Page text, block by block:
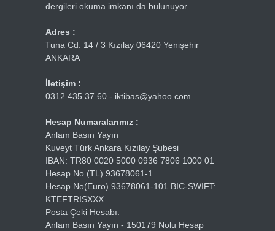
dergileri okuma imkanı da bulunuyor.
Adres :
Tuna Cd. 14 / 3 Kızılay 06420 Yenişehir
ANKARA
İletişim :
0312 435 37 60 - iktibas@yahoo.com
Hesap Numaralarımız :
Anlam Basın Yayın
Kuveyt Türk Ankara Kızılay Şubesi
IBAN: TR80 0020 5000 0936 7806 1000 01
Hesap No (TL) 93678061-1
Hesap No(Euro) 93678061-101 BIC-SWIFT:
KTEFTRISXXX
Posta Çeki Hesabı:
Anlam Basın Yayın - 150179 Nolu Hesap